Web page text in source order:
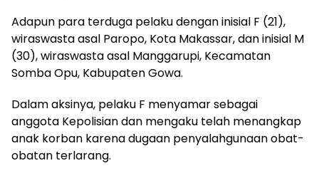
Adapun para terduga pelaku dengan inisial F (21),
wiraswasta asal Paropo, Kota Makassar, dan inisial M
(30), wiraswasta asal Manggarupi, Kecamatan
Somba Opu, Kabupaten Gowa.
Dalam aksinya, pelaku F menyamar sebagai
anggota Kepolisian dan mengaku telah menangkap
anak korban karena dugaan penyalahgunaan obat-
obatan terlarang.